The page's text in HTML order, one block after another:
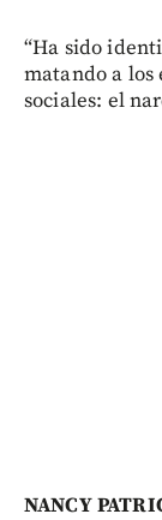
“Ha sido
matando a los
sociales: el
NANCY